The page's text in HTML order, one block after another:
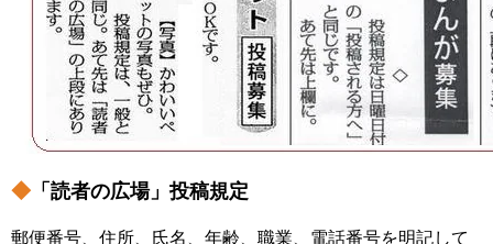
◆ 「読者の広場」投稿規定
郵便番号、住所、氏名、年齢、職業、電話番号を明記して